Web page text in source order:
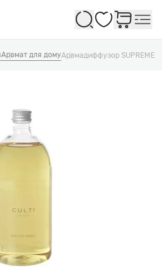
Избранное
Аромат для домуАромадиффузор SUPREME